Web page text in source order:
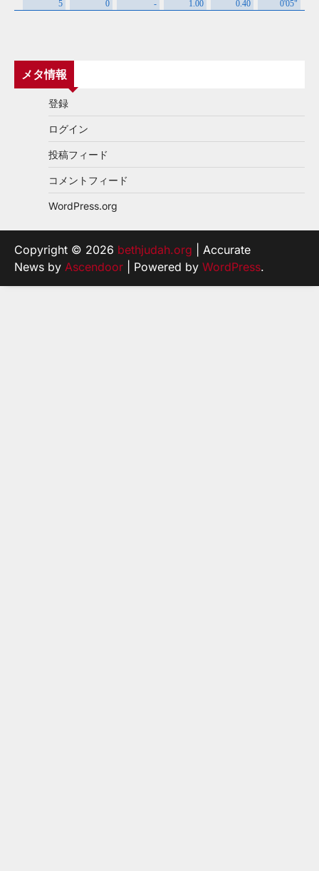
メタ情報
登録
ログイン
投稿フィード
コメントフィード
WordPress.org
Copyright © 2026 bethjudah.org | Accurate
News by Ascendoor | Powered by WordPress.